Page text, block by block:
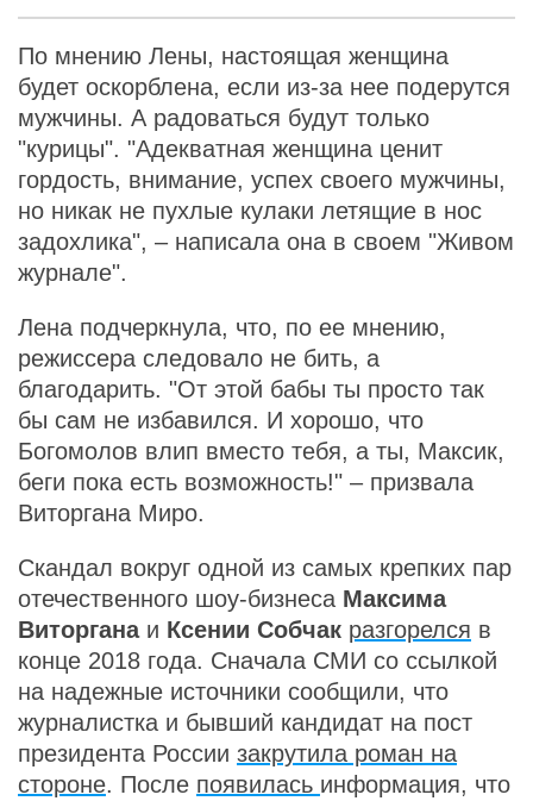
По мнению Лены, настоящая женщина
будет оскорблена, если из-за нее подерутся
мужчины. А радоваться будут только
"курицы". "Адекватная женщина ценит
гордость, внимание, успех своего мужчины,
но никак не пухлые кулаки летящие в нос
задохлика", – написала она в своем "Живом
журнале".
Лена подчеркнула, что, по ее мнению,
режиссера следовало не бить, а
благодарить. "От этой бабы ты просто так
бы сам не избавился. И хорошо, что
Богомолов влип вместо тебя, а ты, Максик,
беги пока есть возможность!" – призвала
Виторгана Миро.
Скандал вокруг одной из самых крепких пар
отечественного шоу-бизнеса Максима
Виторганаи Ксении Собчак разгорелся в
конце 2018 года. Сначала СМИ со ссылкой
на надежные источники сообщили, что
журналистка и бывший кандидат на пост
президента России закрутила роман на
стороне. После появилась информация, что